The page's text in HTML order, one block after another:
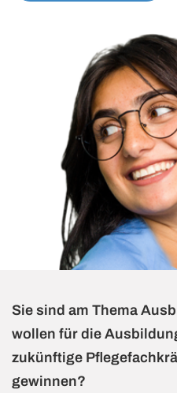
Sie sind am Thema
wollen für die
zukünftige
gewinnen?